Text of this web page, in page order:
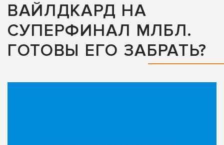
ВАЙЛДКАРД НА
СУПЕРФИНАЛ МЛБЛ.
ГОТОВЫ ЕГО ЗАБРАТЬ?